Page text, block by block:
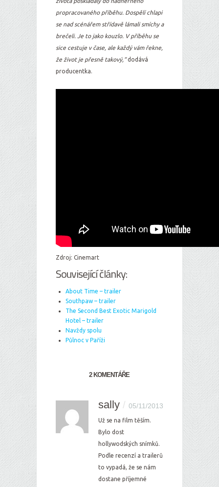
propracovaného příběhu. Dospělí chlapi
se nad scénářem střídavě lámali smíchy a
brečeli. Je to jako kouzlo. V příběhu se
sice cestuje v čase, ale každý vám řekne,
že život je přesně takový,“dodává
producentka.
Zdroj: Cinemart
Související články:
About Time – trailer
Southpaw – trailer
The Second Best Exotic Marigold
Hotel – trailer
Navždy spolu
Půlnoc v Paříži
2 KOMENTÁŘE
sally / 05/11/2013
Už se na film těším.
Bylo dost
hollywodských snímků.
Podle recenzí a trailerů
to vypadá, že se nám
dostane příjemné